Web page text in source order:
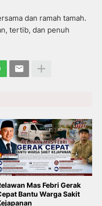
dan ramah tamah.
tertib, dan penuh
Mas Febri Gerak
Bantu Warga Sakit